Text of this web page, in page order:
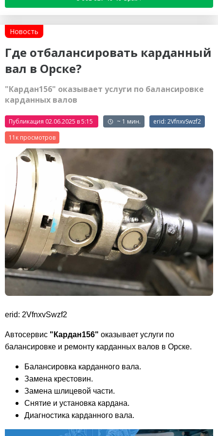
Новость
Где отбалансировать карданный
вал в Орске?
"Кардан156" оказывает услуги по балансировке
карданных валов
Публикация 02.06.2025 в 5:15 ~ 1 мин.
erid: 2VfnxvSwzf2
11к
erid: 2VfnxvSwzf2
Автосервис "Кардан156" оказывает услуги по
балансировке и ремонту карданных валов в Орске.
Балансировка карданного вала.
Замена крестовин.
Замена шлицевой части.
Снятие и установка кардана.
Диагностика карданного вала.